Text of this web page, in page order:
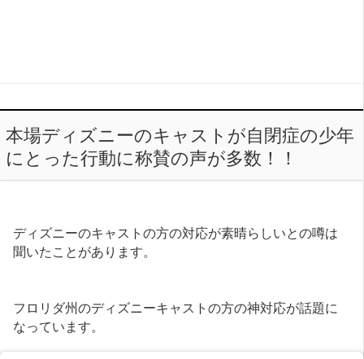
本場ディズニーのキャストが自閉症の少年
にとった行動に称賛の声が多数！！
ディズニーのキャストの方の対応が素晴らしいとの噂は
聞いたことがあります。
フロリダ州のディズニーキャストの方の神対応が話題に
なっています。